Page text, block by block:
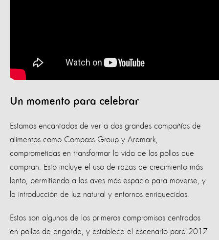
Un momento para celebrar
Estamos encantados de ver a dos grandes compañías de
alimentos como Compass Group y Aramark,
comprometidas en transformar la vida de los pollos que
compran. Esto incluye el uso de razas de crecimiento más
lento, permitiendo a las aves más espacio para moverse, y
la introducción de luz natural y entornos enriquecidos.
Estos son algunos de los primeros compromisos centrados
en pollos de engorde, y establece el escenario para 2017